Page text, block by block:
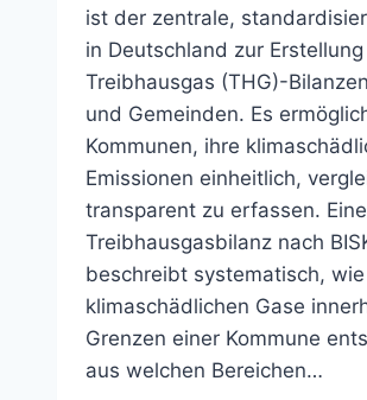
ist der zentrale,
in Deutschland zur
Treibhausgas (THG)-
und Gemeinden. Es
Kommunen, ihre
Emissionen einheitlich,
transparent zu erfassen. Eine
Treibhausgasbilanz nach
beschreibt systematisch,
klimaschädlichen Gase
Grenzen einer Kommune
aus welchen Bereichen…